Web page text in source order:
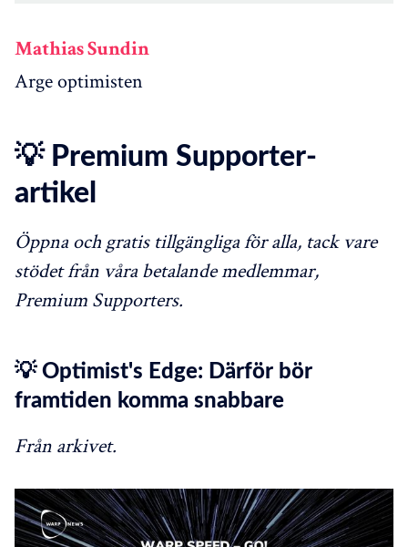
Mathias Sundin
Arge optimisten
💡 Premium Supporter-
artikel
Öppna och gratis tillgängliga för alla, tack vare
stödet från våra betalande medlemmar,
Premium Supporters.
💡 Optimist's Edge: Därför bör
framtiden komma snabbare
Från arkivet.